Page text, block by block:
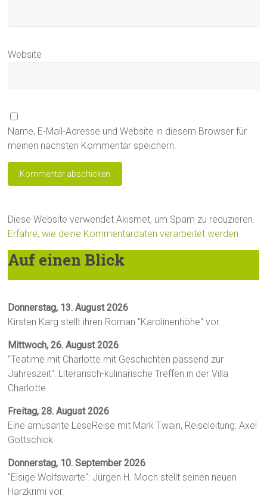
Website
Name, E-Mail-Adresse und Website in diesem Browser für
meinen nächsten Kommentar speichern.
Diese Website verwendet Akismet, um Spam zu reduzieren.
Erfahre, wie deine Kommentardaten verarbeitet werden.
Auf einen Blick
Donnerstag, 13. August 2026
Kirsten Karg stellt ihren Roman "Karolinenhöhe" vor.
Mittwoch, 26. August 2026
"Teatime mit Charlotte mit Geschichten passend zur
Jahreszeit": Literarisch-kulinarische Treffen in der Villa
Charlotte.
Freitag, 28. August 2026
Eine amüsante LeseReise mit Mark Twain, Reiseleitung: Axel
Gottschick.
Donnerstag, 10. September 2026
"Eisige Wolfswarte": Jürgen H. Moch stellt seinen neuen
Harzkrimi vor.